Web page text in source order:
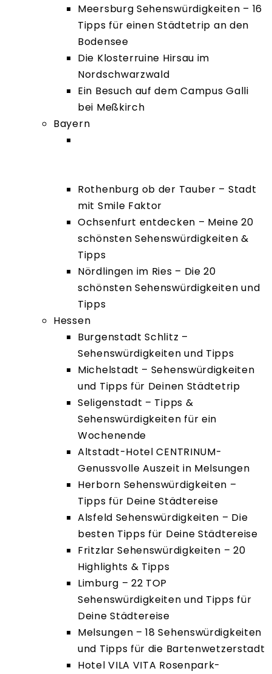
Meersburg Sehenswürdigkeiten – 16
Tipps für einen Städtetrip an den
Bodensee
Die Klosterruine Hirsau im
Nordschwarzwald
Ein Besuch auf dem Campus Galli
bei Meßkirch
Bayern
Rothenburg ob der Tauber – Stadt
mit Smile Faktor
Ochsenfurt entdecken – Meine 20
schönsten Sehenswürdigkeiten &
Tipps
Nördlingen im Ries – Die 20
schönsten Sehenswürdigkeiten und
Tipps
Hessen
Burgenstadt Schlitz –
Sehenswürdigkeiten und Tipps
Michelstadt – Sehenswürdigkeiten
und Tipps für Deinen Städtetrip
Seligenstadt – Tipps &
Sehenswürdigkeiten für ein
Wochenende
Altstadt-Hotel CENTRINUM-
Genussvolle Auszeit in Melsungen
Herborn Sehenswürdigkeiten –
Tipps für Deine Städtereise
Alsfeld Sehenswürdigkeiten – Die
besten Tipps für Deine Städtereise
Fritzlar Sehenswürdigkeiten – 20
Highlights & Tipps
Limburg – 22 TOP
Sehenswürdigkeiten und Tipps für
Deine Städtereise
Melsungen – 18 Sehenswürdigkeiten
und Tipps für die Bartenwetzerstadt
Hotel VILA VITA Rosenpark-